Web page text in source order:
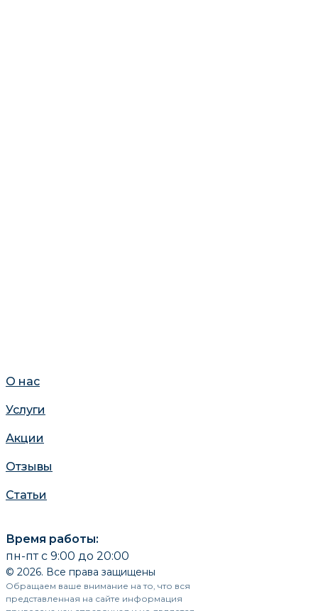
О нас
Услуги
Акции
Отзывы
Статьи
Время работы:
пн-пт с 9:00 до 20:00
© 2026. Все права защищены
Обращаем ваше внимание на то, что вся
представленная на сайте информация